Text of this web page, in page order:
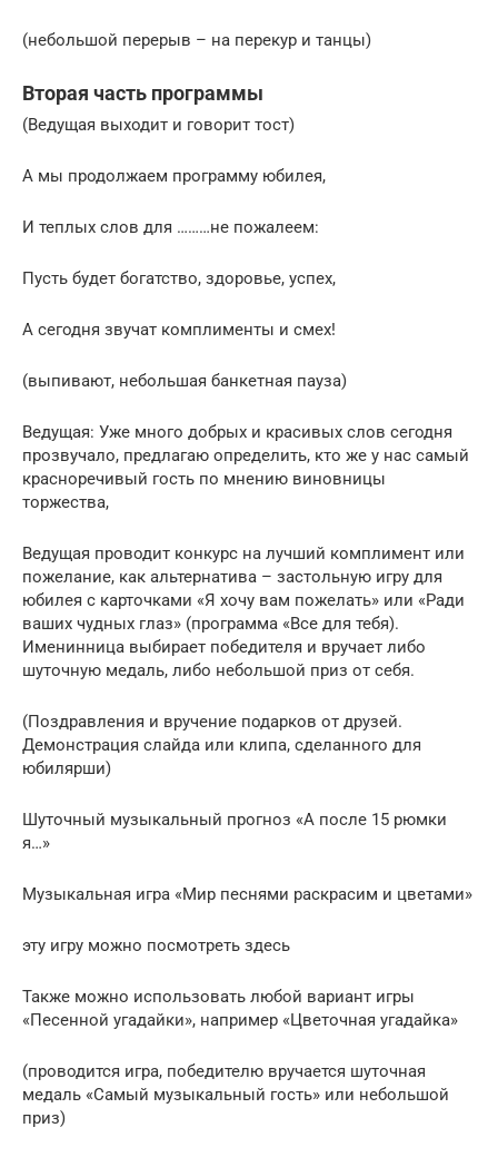
(небольшой перерыв – на перекур и танцы)
Вторая часть программы
(Ведущая выходит и говорит тост)
А мы продолжаем программу юбилея,
И теплых слов для ………не пожалеем:
Пусть будет богатство, здоровье, успех,
А сегодня звучат комплименты и смех!
(выпивают, небольшая банкетная пауза)
Ведущая: Уже много добрых и красивых слов сегодня
прозвучало, предлагаю определить, кто же у нас самый
красноречивый гость по мнению виновницы
торжества,
Ведущая проводит конкурс на лучший комплимент или
пожелание, как альтернатива – застольную игру для
юбилея с карточками «Я хочу вам пожелать» или «Ради
ваших чудных глаз» (программа «Все для тебя).
Именинница выбирает победителя и вручает либо
шуточную медаль, либо небольшой приз от себя.
(Поздравления и вручение подарков от друзей.
Демонстрация слайда или клипа, сделанного для
юбилярши)
Шуточный музыкальный прогноз «А после 15 рюмки
я…»
Музыкальная игра «Мир песнями раскрасим и цветами»
эту игру можно посмотреть здесь
Также можно использовать любой вариант игры
«Песенной угадайки», например «Цветочная угадайка»
(проводится игра, победителю вручается шуточная
медаль «Самый музыкальный гость» или небольшой
приз)